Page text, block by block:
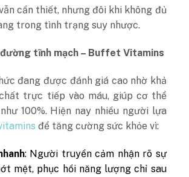
cần thiết, nhưng đôi khi không đủ
trong tình trạng suy nhược.
đường tĩnh mạch – Buffet Vitamins
đang được đánh giá cao nhờ khả
trực tiếp vào máu, giúp cơ thể
100%. Hiện nay nhiều người lựa
để tăng cường sức khỏe vì:
: Người truyền cảm nhận rõ sự
mệt, phục hồi năng lượng chỉ sau